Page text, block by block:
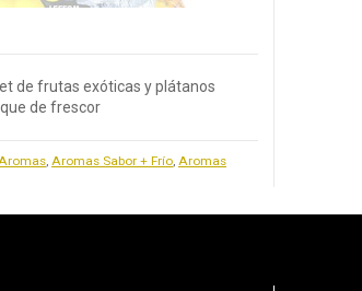
de frutas exóticas y plátanos
de frescor
Aromas Aromas Sabor + Frío Aromas